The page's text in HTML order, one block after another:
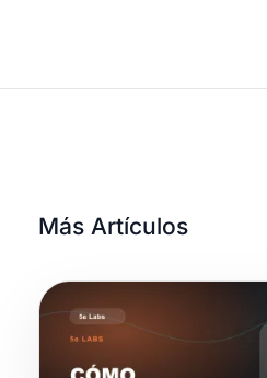
Más Artículos